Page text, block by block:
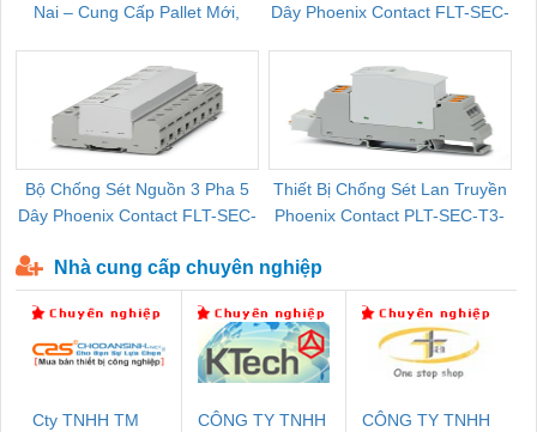
Nai – Cung Cấp Pallet Mới,
Dây Phoenix Contact FLT-SEC-
Bộ Chống Sét Nguồn 3 Pha 5
Dây Phoenix Contact FLT-SEC-
Thiết Bị Chống Sét Lan Truyền
Phoenix Contact PLT-SEC-T3-
Nhà cung cấp chuyên nghiệp
Cty TNHH TM
CÔNG TY TNHH
CÔNG TY TNHH